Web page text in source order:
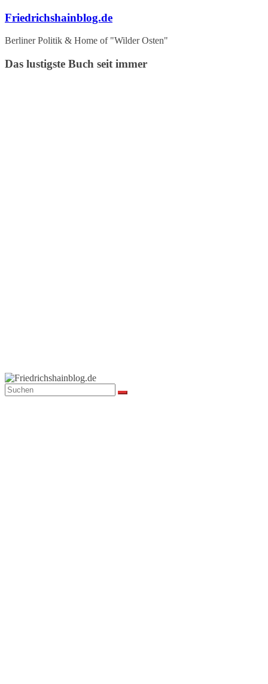
Zum
springen
Friedrichshainblog.de
Berliner Politik & Home of "Wilder Osten"
Das lustigste Buch seit immer